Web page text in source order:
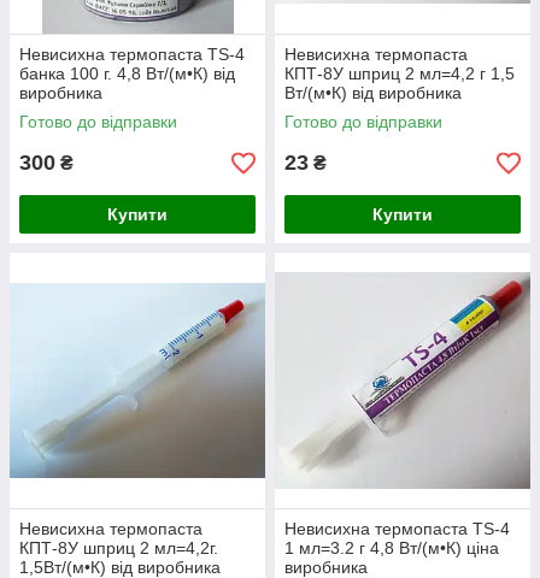
Невисихна термопаста TS-4
банка 100 г. 4,8 Вт/(м•К) від
виробника
Готово до відправки
300 ₴
Купити
Невисихна термопаста
КПТ-8У шприц 2 мл=4,2 г 1,5
Вт/(м•К) від виробника
Готово до відправки
23 ₴
Купити
Невисихна термопаста
КПТ-8У шприц 2 мл=4,2г.
1,5Вт/(м•К) від виробника
Невисихна термопаста TS-4
1 мл=3.2 г 4,8 Вт/(м•К) ціна
виробника